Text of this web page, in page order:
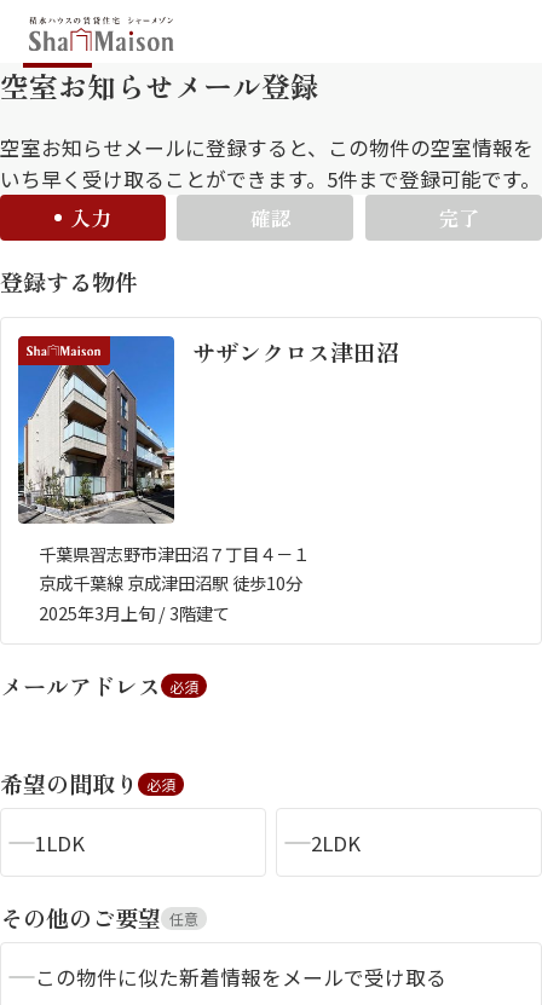
保存した条件
お気に入り
北海道
中部
九州
市区郡・路線・駅から探す
通勤・通学時間から探す
地図から探す
人気のカテゴリから探す
シャーメゾンとは
ン
ルームツアー 動画ギャラリー
空室お知らせメール登録
空室お知らせメールに登録すると、この物件の空室情報を
いち早く受け取ることができます。5件まで登録可能です。
入力
確認 完了
登録する物件
サザンクロス津田沼
千葉県習志野市津田沼７丁目４－１
京成千葉線 京成津田沼駅 徒歩10分
2025年3月上旬 / 3階建て
メールアドレス 必須
希望の間取り 必須
1LDK 2LDK
その他のご要望 任意
この物件に似た新着情報をメールで受け取る